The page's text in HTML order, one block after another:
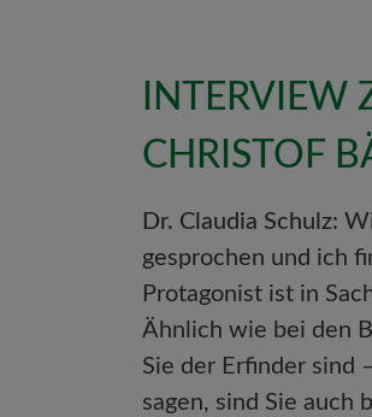
CHRISTOF
Dr. Claudia Schulz:
gesprochen und ich
Protagonist ist in
Ähnlich wie bei den
Sie der Erfinder sind
sagen, sind Sie auch